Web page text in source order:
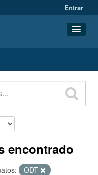
Entrar
encontrado
ODT